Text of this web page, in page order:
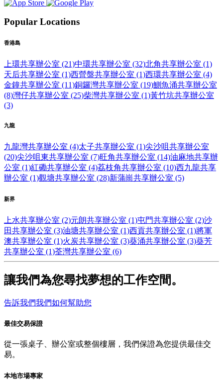
Popular Locations
香港島
上環共享辦公室 (21)中環共享辦公室 (32)北角共享辦公室 (1)
天后共享辦公室 (1)西營盤共享辦公室 (1)西環共享辦公室 (4)
金鐘共享辦公室 (11)銅鑼灣共享辦公室 (19)鰂魚涌共享辦公室
(8)灣仔共享辦公室 (25)柴灣共享辦公室 (1)黃竹坑共享辦公室
(3)
九龍
九龍灣共享辦公室 (4)太子共享辦公室 (1)尖沙咀共享辦公室
(20)尖沙咀東共享辦公室 (7)旺角共享辦公室 (14)油麻地共享辦
公室 (1)紅磡共享辦公室 (4)荔枝角共享辦公室 (10)西九龍共享
辦公室 (1)觀塘共享辦公室 (28)新蒲崗共享辦公室 (5)
新界
上水共享辦公室 (2)元朗共享辦公室 (1)屯門共享辦公室 (2)沙
田共享辦公室 (3)油塘共享辦公室 (1)西貢共享辦公室 (1)將軍
澳共享辦公室 (1)火炭共享辦公室 (3)葵涌共享辦公室 (3)葵芳
共享辦公室 (1)荃灣共享辦公室 (6)
讓我們為您尋找夢想的工作空間。
告訴我們我們如何幫助您
最佳交易保證
從一張桌子、辦公室或整個樓層，我們保證為您提供最佳交
易。
本地市場專家